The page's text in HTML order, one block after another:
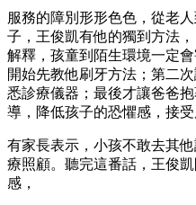
服務的障別形形色色，從老
子，王俊凱有他的獨到方法
解釋，孩童到陌生環境一定
開始先教他刷牙方法；第二
悉診療儀器；最後才讓爸爸
導，降低孩子的恐懼感，接受
有家長表示，小孩不敢去其
療照顧。聽完這番話，王俊
感，